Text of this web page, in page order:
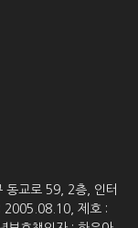
동교로 59, 2층, 인터
2005.08.10, 제호 :